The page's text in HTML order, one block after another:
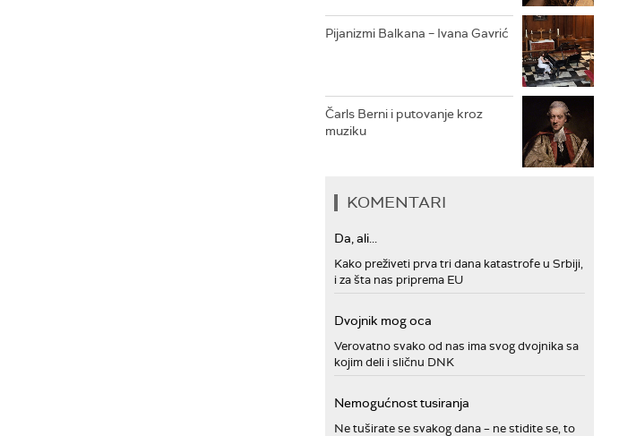
Pijanizmi Balkana – Ivana Gavrić
Čarls Berni i putovanje kroz
muziku
KOMENTARI
Da, ali...
Kako preživeti prva tri dana katastrofe u Srbiji,
i za šta nas priprema EU
Dvojnik mog oca
Verovatno svako od nas ima svog dvojnika sa
kojim deli i sličnu DNK
Nemogućnost tusiranja
Ne tuširate se svakog dana – ne stidite se, to